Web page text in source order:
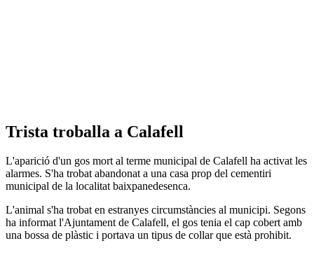
Trista troballa a Calafell
L'aparició d'un gos mort al terme municipal de Calafell ha activat les
alarmes. S'ha trobat abandonat a una casa prop del cementiri
municipal de la localitat baixpanedesenca.
L'animal s'ha trobat en estranyes circumstàncies al municipi. Segons
ha informat l'Ajuntament de Calafell, el gos tenia el cap cobert amb
una bossa de plàstic i portava un tipus de collar que està prohibit.